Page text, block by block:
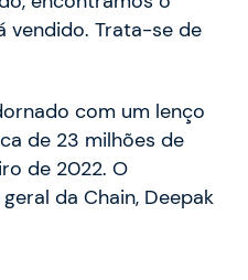
vendido. Trata-se de
com um lenço
de 23 milhões de
de 2022. O
da Chain, Deepak